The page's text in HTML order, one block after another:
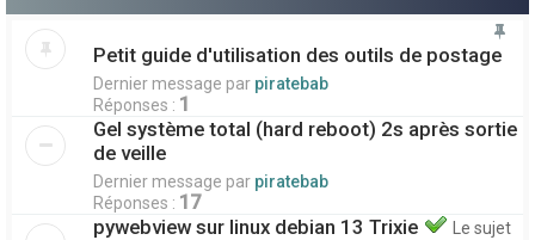
Petit guide d'utilisation des outils de postage
Dernier message par piratebab
Réponses : 1
Gel système total (hard reboot) 2s après sortie
de veille
Dernier message par piratebab
Réponses : 17
pywebview sur linux debian 13 Trixie
Le sujet